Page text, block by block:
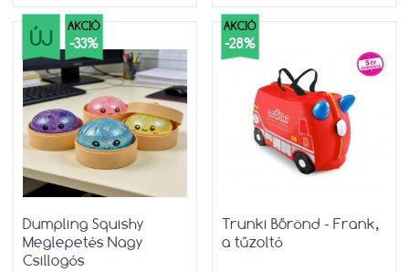
ÚJ AKCIÓ
-33%
Dumpling Squishy
Meglepetés Nagy
Csillogós
AKCIÓ
-28%
Trunki Bőrönd - Frank,
a tűzoltó